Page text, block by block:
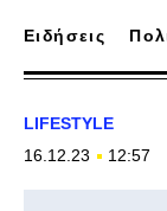
Ειδήσεις
LIFESTYLE
16.12.23
12:57